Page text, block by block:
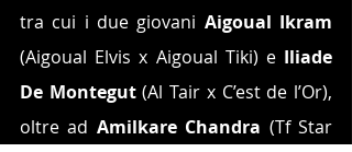
tra cui i due giovani Aigoual Ikram
(Aigoual Elvis x Aigoual Tiki) e Iliade
De Montegut (Al Tair x C’est de l’Or),
oltre ad Amilkare Chandra (Tf Star